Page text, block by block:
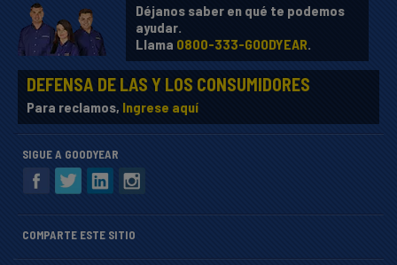
Déjanos saber en qué te podemos
ayudar.
Llama 0800-333-GOODYEAR.
DEFENSA DE LAS Y LOS CONSUMIDORES
Para reclamos, Ingrese aquí
SIGUE A GOODYEAR
COMPARTE ESTE SITIO